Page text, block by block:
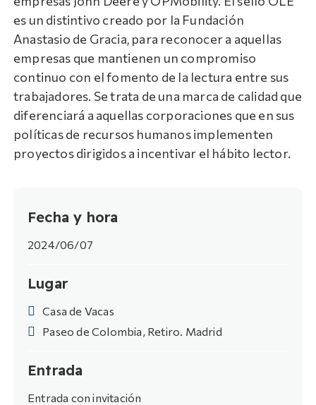
es un distintivo creado por la Fundación
Anastasio de Gracia, para reconocer a aquellas
empresas que mantienen un compromiso
continuo con el fomento de la lectura entre sus
trabajadores. Se trata de una marca de calidad que
diferenciará a aquellas corporaciones que en sus
políticas de recursos humanos implementen
proyectos dirigidos a incentivar el hábito lector.
Fecha y hora
2024/06/07
Lugar
Casa de Vacas
Paseo de Colombia, Retiro. Madrid
Entrada
Entrada con invitación